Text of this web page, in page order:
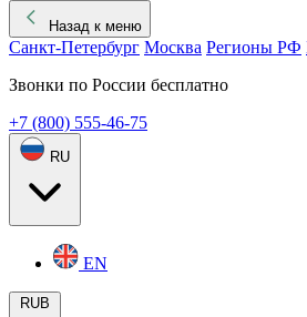
Назад к меню
Санкт-Петербург Москва Регионы РФ
Звонки по России бесплатно
+7 (800) 555-46-75
RU
EN
RUB